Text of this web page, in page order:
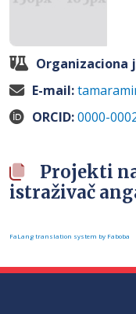
Organizaciona
E-mail:
ORCID:0000-
Projekti
istraživač
FaLang translation system by Faboba